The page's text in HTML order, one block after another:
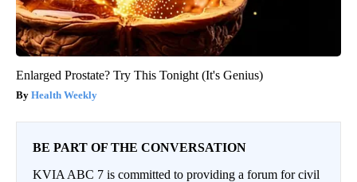
Enlarged Prostate? Try This Tonight (It's Genius)
Health Weekly
BE PART OF THE CONVERSATION
KVIA ABC 7 is committed to providing a forum for civil